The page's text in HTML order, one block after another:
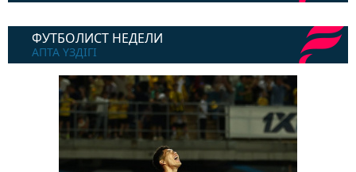
ФУТБОЛИСТ НЕДЕЛИ
АПТА ҮЗДІГІ